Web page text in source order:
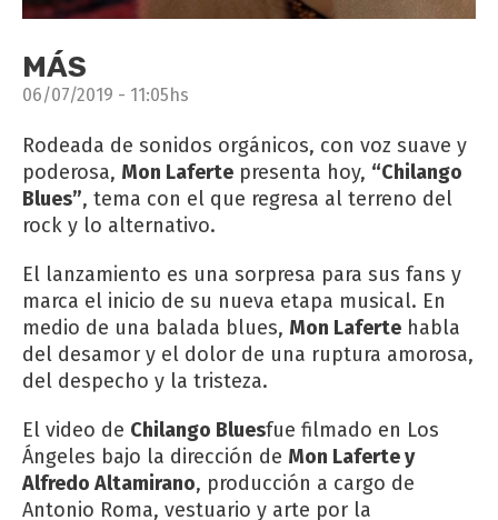
MÁS
06/07/2019 - 11:05hs
Rodeada de sonidos orgánicos, con voz suave y
poderosa, Mon Laferte presenta hoy, “Chilango
Blues”, tema con el que regresa al terreno del
rock y lo alternativo.
El lanzamiento es una sorpresa para sus fans y
marca el inicio de su nueva etapa musical. En
medio de una balada blues, Mon Laferte habla
del desamor y el dolor de una ruptura amorosa,
del despecho y la tristeza.
El video de Chilango Bluesfue filmado en Los
Ángeles bajo la dirección de Mon Laferte y
Alfredo Altamirano, producción a cargo de
Antonio Roma, vestuario y arte por la